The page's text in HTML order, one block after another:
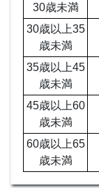
30歳未満
30歳以上35
歳未満
35歳以上45
歳未満
45歳以上60
歳未満
60歳以上65
歳未満